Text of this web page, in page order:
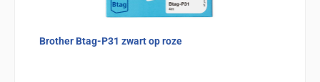
Brother Btag-P31 zwart op roze